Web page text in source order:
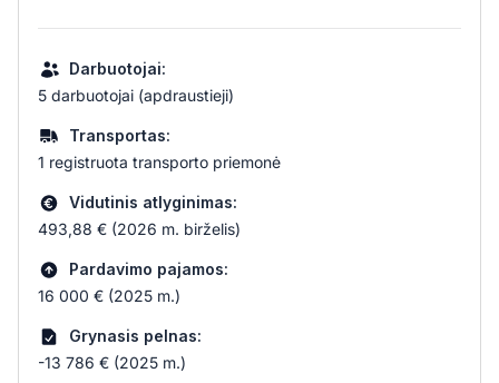
Darbuotojai:
5 darbuotojai (apdraustieji)
Transportas:
1 registruota transporto priemonė
Vidutinis atlyginimas:
493,88 € (2026 m. birželis)
Pardavimo pajamos:
16 000 € (2025 m.)
Grynasis pelnas:
-13 786 € (2025 m.)